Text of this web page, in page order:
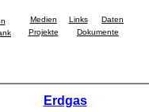
Medien Links
Daten
Projekte
Dokumente
Erdgas